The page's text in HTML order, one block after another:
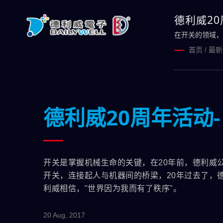
德利威20
在开关的领域
首页 / 最
德利威20周年活动
开关是掌握机械生命的关键，在20年前，德利威
开关，连接起人与机器间的桥梁，20年过去了，
利威相信，"世界因为我而有了秩序"。
20 Aug, 2017